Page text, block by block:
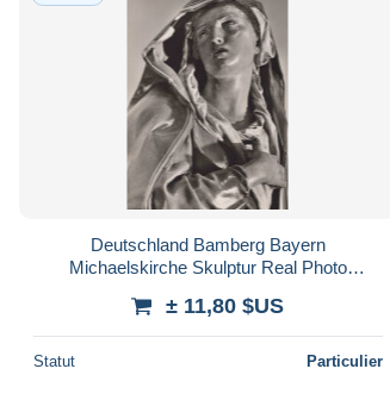
Deutschland Bamberg Bayern
Michaelskirche Skulptur Real Photo
± 11,80 $US
Statut Particulier